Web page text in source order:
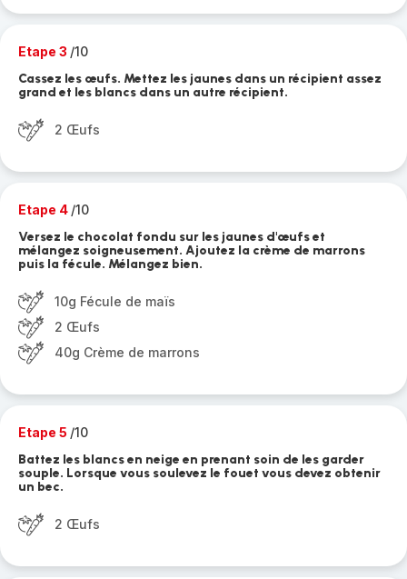
Etape 3 /10
Cassez les œufs. Mettez les jaunes dans un récipient assez
grand et les blancs dans un autre récipient.
2 Œufs
Etape 4 /10
Versez le chocolat fondu sur les jaunes d'œufs et
mélangez soigneusement. Ajoutez la crème de marrons
puis la fécule. Mélangez bien.
10g Fécule de maïs
2 Œufs
40g Crème de marrons
Etape 5 /10
Battez les blancs en neige en prenant soin de les garder
souple. Lorsque vous soulevez le fouet vous devez obtenir
un bec.
2 Œufs